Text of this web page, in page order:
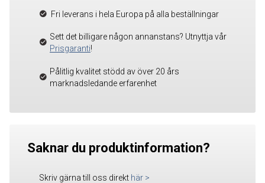
Fri leverans i hela Europa på alla beställningar
Sett det billigare någon annanstans? Utnyttja vår
Prisgaranti!
Pålitlig kvalitet stödd av över 20 års
marknadsledande erfarenhet
Saknar du produktinformation?
Skriv gärna till oss direkt här >